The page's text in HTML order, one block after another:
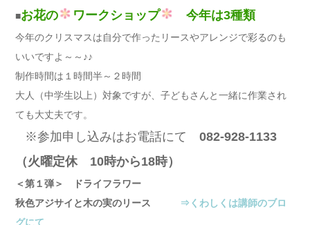
■お花の ワークショップ 今年は3種類
今年のクリスマスは自分で作ったリースやアレンジで彩るのも
いいですよ～～♪♪
制作時間は１時間半～２時間
大人（中学生以上）対象ですが、子どもさんと一緒に作業され
ても大丈夫です。
※参加申し込みはお電話にて 082-928-1133
（火曜定休 10時から18時）
＜第１弾＞ ドライフラワー
秋色アジサイと木の実のリース
⇒くわしくは講師のブロ
グにて